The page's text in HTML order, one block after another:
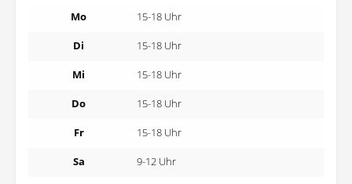
Mo 15-18 Uhr
Di 15-18 Uhr
Mi 15-18 Uhr
Do 15-18 Uhr
Fr 15-18 Uhr
Sa 9-12 Uhr